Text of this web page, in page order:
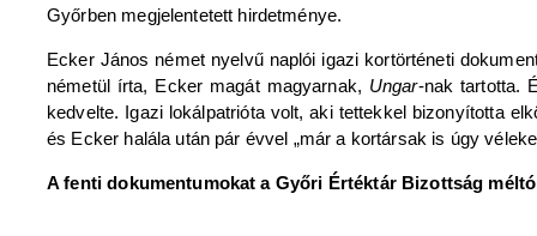
Győrben megjelentetett hirdetménye.
Ecker János német nyelvű naplói igazi kortörténeti
németül írta, Ecker magát magyarnak, Ungar-nak tartotta.
kedvelte. Igazi lokálpatrióta volt, aki tettekkel bizonyította
és Ecker halála után pár évvel „már a kortársak is úgy
A fenti dokumentumokat a Győri Értéktár Bizottság